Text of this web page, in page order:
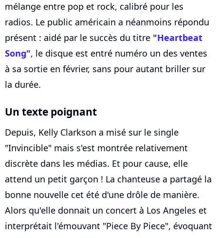
mélange entre pop et rock, calibré pour les
radios. Le public américain a néanmoins répondu
présent : aidé par le succès du titre "Heartbeat
Song", le disque est entré numéro un des ventes
à sa sortie en février, sans pour autant briller sur
la durée.
Un texte poignant
Depuis, Kelly Clarkson a misé sur le single
"Invincible" mais s'est montrée relativement
discrète dans les médias. Et pour cause, elle
attend un petit garçon ! La chanteuse a partagé la
bonne nouvelle cet été d'une drôle de manière.
Alors qu'elle donnait un concert à Los Angeles et
interprétait l'émouvant "Piece By Piece", évoquant